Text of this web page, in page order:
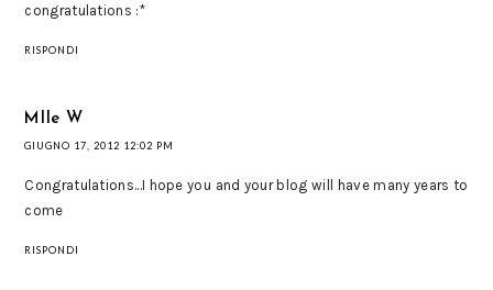
congratulations :*
RISPONDI
Mlle W
GIUGNO 17, 2012 12:02 PM
Congratulations...I hope you and your blog will have many years to
come
RISPONDI